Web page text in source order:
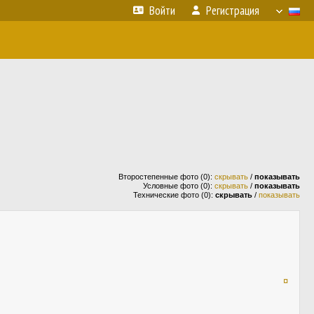
Войти Регистрация
Второстепенные фото (0): скрывать / показывать
Условные фото (0): скрывать / показывать
Технические фото (0): скрывать / показывать
¤